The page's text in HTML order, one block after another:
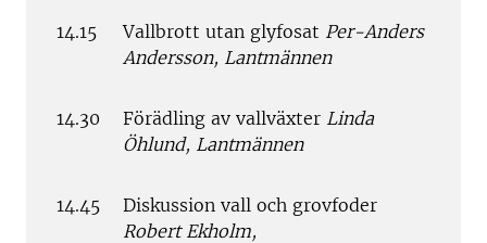
14.15 Vallbrott utan glyfosat Per-Anders
Andersson, Lantmännen
14.30 Förädling av vallväxter Linda
Öhlund, Lantmännen
14.45
Diskussion vall och grovfoder
Robert Ekholm,